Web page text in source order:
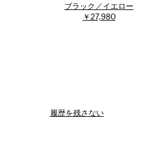
ブラック／イエロー
￥27,980
履歴を残さない